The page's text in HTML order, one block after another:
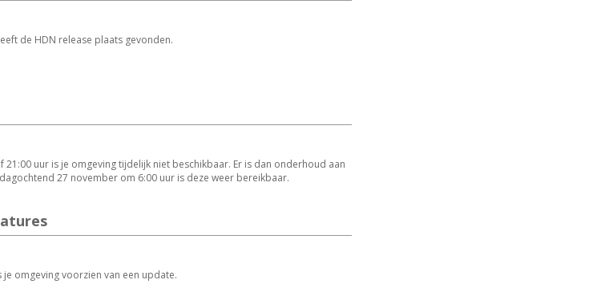
de HDN release plaats gevonden.
21:00 uur is je omgeving tijdelijk niet beschikbaar. Er is dan onderhoud aan
27 november om 6:00 uur is deze weer bereikbaar.
omgeving voorzien van een update.